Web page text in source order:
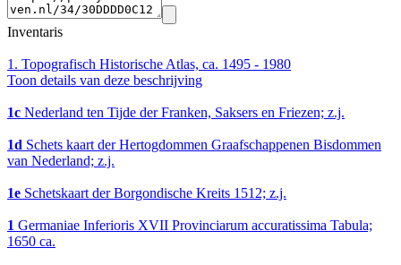
Inventaris
1. Topografisch Historische Atlas, ca. 1495 - 1980
Toon details van deze beschrijving
1c Nederland ten Tijde der Franken, Saksers en Friezen; z.j.
1d Schets kaart der Hertogdommen Graafschappenen Bisdommen
van Nederland; z.j.
1e Schetskaart der Borgondische Kreits 1512; z.j.
1 Germaniae Inferioris XVII Provinciarum accuratissima Tabula;
1650 ca.